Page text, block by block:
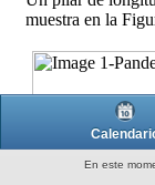
En este